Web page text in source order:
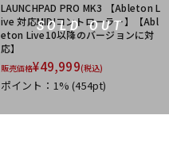
SOLD OUT
LAUNCHPAD PRO MK3 【Ableton L
ive 対応MIDIコントローラー】【Abl
eton Live10以降のバージョンに対
応】
販売価格¥49,999(税込)
ポイント：1%(454pt)